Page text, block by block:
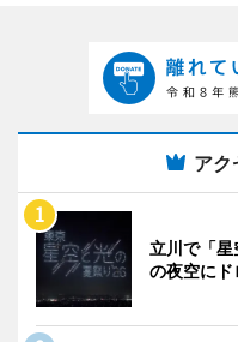
アク
立川で「
の夜空に